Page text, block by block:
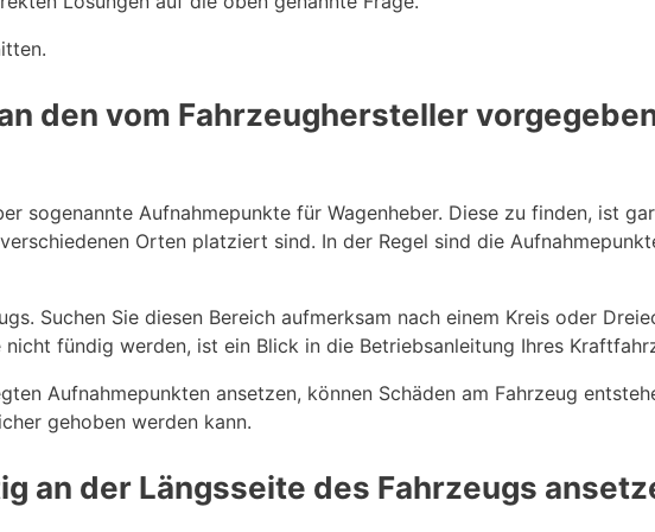
den vom Fahrzeughersteller
sogenannte Aufnahmepunkte für Wagenheber. Diese zu finden, ist
Orten platziert sind. In der Regel sind die
Suchen Sie diesen Bereich aufmerksam nach einem Kreis oder
fündig werden, ist ein Blick in die Betriebsanleitung Ihres
Aufnahmepunkten ansetzen, können Schäden am Fahrzeug
gehoben werden kann.
an der Längsseite des Fahrzeugs